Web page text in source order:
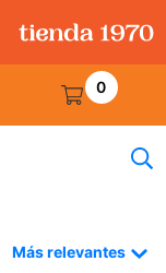
0
Más relevantes